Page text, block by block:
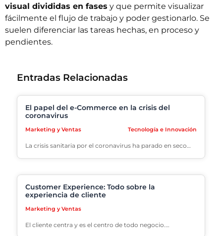
visual divididas en fases y que permite visualizar
fácilmente el flujo de trabajo y poder gestionarlo. Se
suelen diferenciar las tareas hechas, en proceso y
pendientes.
Entradas Relacionadas
El papel del e-Commerce en la crisis del
coronavirus
Marketing y Ventas Tecnología e Innovación
La crisis sanitaria por el coronavirus ha parado en seco…
Customer Experience: Todo sobre la
experiencia de cliente
Marketing y Ventas
El cliente centra y es el centro de todo negocio.…